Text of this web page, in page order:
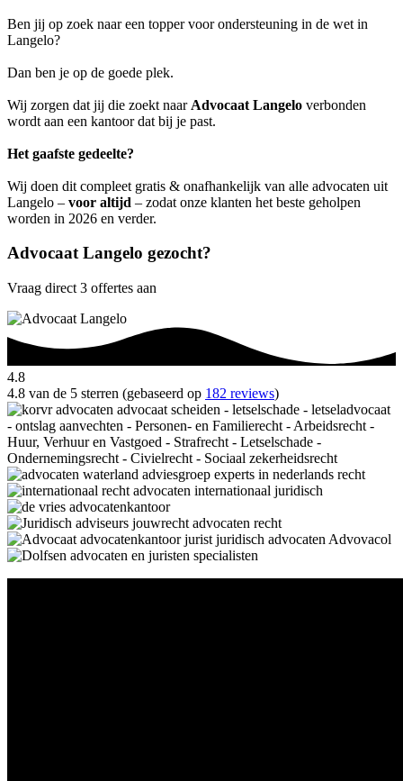
Ben jij op zoek naar een topper voor ondersteuning in de wet in
Langelo?
Dan ben je op de goede plek.
Wij zorgen dat jij die zoekt naar Advocaat Langelo verbonden
wordt aan een kantoor dat bij je past.
Het gaafste gedeelte?
Wij doen dit compleet gratis & onafhankelijk van alle advocaten uit
Langelo – voor altijd – zodat onze klanten het beste geholpen
worden in 2026 en verder.
Advocaat Langelo gezocht?
Vraag direct 3 offertes aan
4.8
4.8 van de 5 sterren (gebaseerd op 182 reviews)